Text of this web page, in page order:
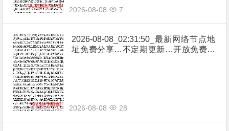
2026-08-08 7
2026-08-08_02:31:50_最新网络节点地
址免费分享…不定期更新…开放免费分
2026-08-08 28